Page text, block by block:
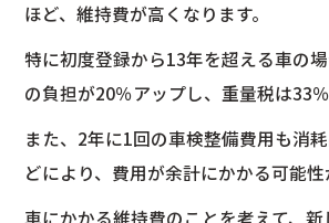
ほど、維持費が高くなります。
特に初度登録から13年を超える車の
の負担が20％アップし、重量税は33％
また、2年に1回の車検整備費用も消
どにより、費用が余計にかかる可能性